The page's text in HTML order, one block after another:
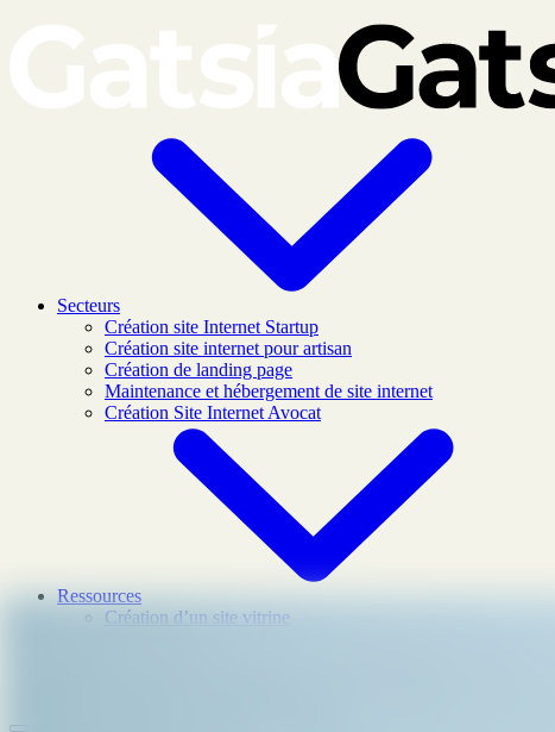
Secteurs
Création site Internet Startup
Création site internet pour artisan
Création de landing page
Maintenance et hébergement de site internet
Création Site Internet Avocat
Ressources
Création d’un site vitrine